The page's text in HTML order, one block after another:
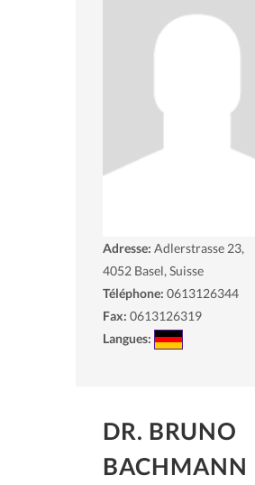
Adresse: Adlerstrasse 23,
4052 Basel, Suisse
Téléphone: 0613126344
Fax: 0613126319
Langues:
DR. BRUNO
BACHMANN